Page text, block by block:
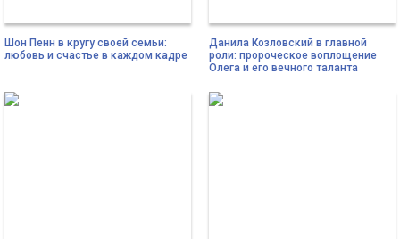
Шон Пенн в кругу своей семьи:
любовь и счастье в каждом кадре
Данила Козловский в главной
роли: пророческое воплощение
Олега и его вечного таланта